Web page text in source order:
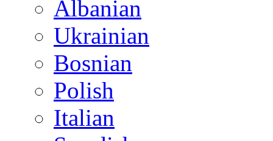
Albanian
Ukrainian
Bosnian
Polish
Italian